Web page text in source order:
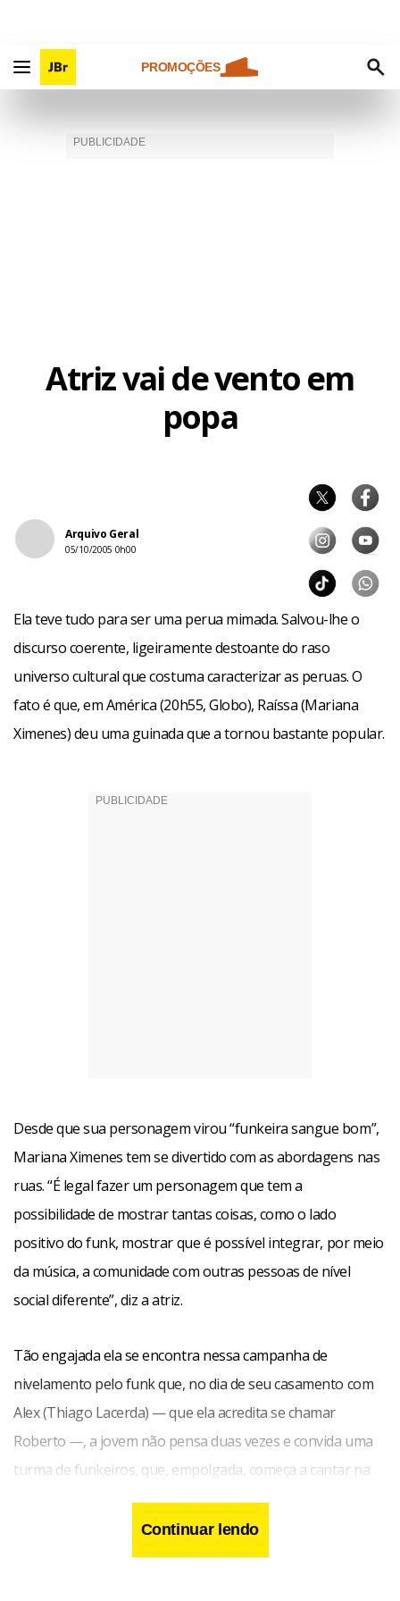
PROMOÇÕES
Atriz vai de vento em
popa
Arquivo Geral
05/10/2005 0h00
Ela teve tudo para ser uma perua mimada. Salvou-lhe o
discurso coerente, ligeiramente destoante do raso
universo cultural que costuma caracterizar as peruas. O
fato é que, em América (20h55, Globo), Raíssa (Mariana
Ximenes) deu uma guinada que a tornou bastante popular.
Desde que sua personagem virou “funkeira sangue bom”,
Mariana Ximenes tem se divertido com as abordagens nas
ruas. “É legal fazer um personagem que tem a
possibilidade de mostrar tantas coisas, como o lado
positivo do funk, mostrar que é possível integrar, por meio
da música, a comunidade com outras pessoas de nível
social diferente”, diz a atriz.
Tão engajada ela se encontra nessa campanha de
nivelamento pelo funk que, no dia de seu casamento com
Alex (Thiago Lacerda) — que ela acredita se chamar
Roberto —, a jovem não pensa duas vezes e convida uma
turma de funkeiros, que, empolgada, começa a cantar na
Continuar lendo